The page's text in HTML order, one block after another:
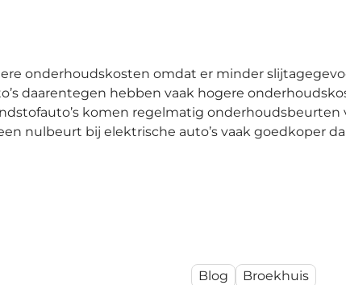
onderhoudskosten omdat er minder
daarentegen hebben vaak hogere
komen regelmatig onderhoudsbeurten
nulbeurt bij elektrische auto’s vaak goedkoper
Blog Broekhuis